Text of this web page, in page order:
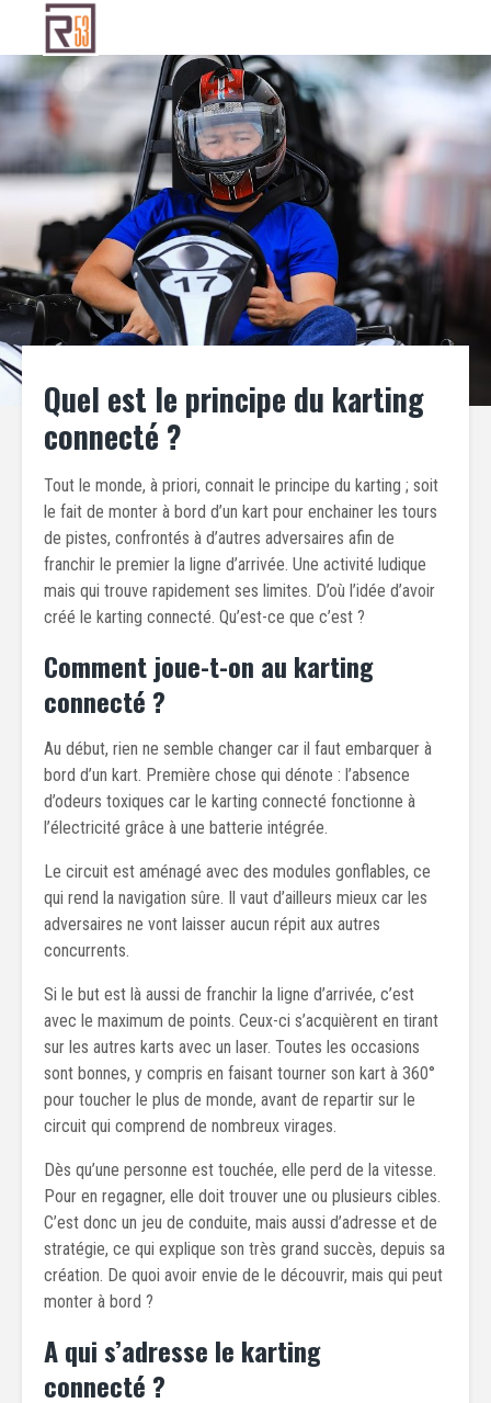
Quel est le principe du karting
connecté ?
Tout le monde, à priori, connait le principe du karting ; soit
le fait de monter à bord d’un kart pour enchainer les tours
de pistes, confrontés à d’autres adversaires afin de
franchir le premier la ligne d’arrivée. Une activité ludique
mais qui trouve rapidement ses limites. D’où l’idée d’avoir
créé le karting connecté. Qu’est-ce que c’est ?
Comment joue-t-on au karting
connecté ?
Au début, rien ne semble changer car il faut embarquer à
bord d’un kart. Première chose qui dénote : l’absence
d’odeurs toxiques car le karting connecté fonctionne à
l’électricité grâce à une batterie intégrée.
Le circuit est aménagé avec des modules gonflables, ce
qui rend la navigation sûre. Il vaut d’ailleurs mieux car les
adversaires ne vont laisser aucun répit aux autres
concurrents.
Si le but est là aussi de franchir la ligne d’arrivée, c’est
avec le maximum de points. Ceux-ci s’acquièrent en tirant
sur les autres karts avec un laser. Toutes les occasions
sont bonnes, y compris en faisant tourner son kart à 360°
pour toucher le plus de monde, avant de repartir sur le
circuit qui comprend de nombreux virages.
Dès qu’une personne est touchée, elle perd de la vitesse.
Pour en regagner, elle doit trouver une ou plusieurs cibles.
C’est donc un jeu de conduite, mais aussi d’adresse et de
stratégie, ce qui explique son très grand succès, depuis sa
création. De quoi avoir envie de le découvrir, mais qui peut
monter à bord ?
A qui s’adresse le karting
connecté ?